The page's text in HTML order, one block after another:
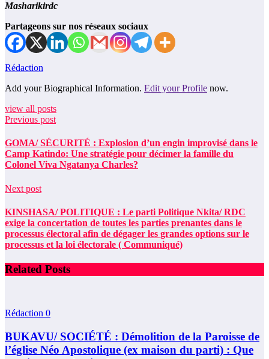
Masharikirdc
Partageons sur nos réseaux sociaux
Rédaction
Add your Biographical Information. Edit your Profile now.
view all posts
Previous post
GOMA/ SÉCURITÉ : Explosion d’un engin improvisé dans le
Camp Katindo: Une stratégie pour décimer la famille du
Colonel Viva Ngatanya Charles?
Next post
KINSHASA/ POLITIQUE : Le parti Politique Nkita/ RDC
exige la concertation de toutes les parties prenantes dans le
processus électoral afin de dégager les grandes options sur le
processus et la loi électorale ( Communiqué)
Related Posts
Rédaction 0
BUKAVU/ SOCIÉTÉ : Démolition de la Paroisse de
l’église Néo Apostolique (ex maison du parti) : Que